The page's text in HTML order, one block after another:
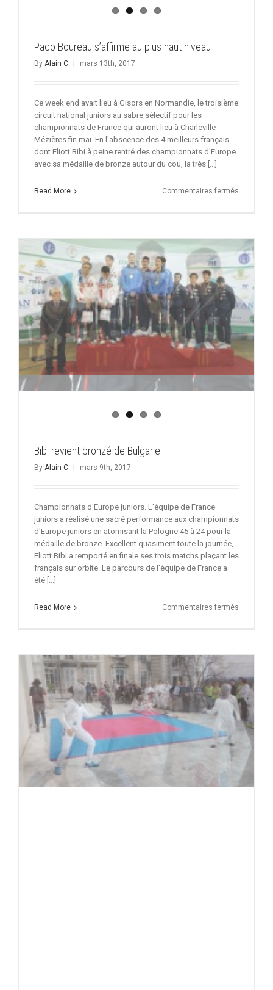
Paco Boureau s’affirme au plus haut niveau
By Alain C. | mars 13th, 2017
Ce week end avait lieu à Gisors en Normandie, le troisième
circuit national juniors au sabre sélectif pour les
championnats de France qui auront lieu à Charleville
Mézières fin mai. En l'abscence des 4 meilleurs français
dont Eliott Bibi à peine rentré des championnats d'Europe
avec sa médaille de bronze autour du cou, la très [...]
Read More Commentaires fermés
plus
haut
niveau
Bibi revient bronzé de Bulgarie
By Alain C. mars 9th, 2017
Championnats d'Europe juniors. L'équipe de France
juniors a réalisé une sacré performance aux championnats
d'Europe juniors en atomisant la Pologne 45 à 24 pour la
médaille de bronze. Excellent quasiment toute la journée,
Eliott Bibi a remporté en finale ses trois matchs plaçant les
français sur orbite. Le parcours de l'équipe de France a
été [...]
Read More Commentaires fermés